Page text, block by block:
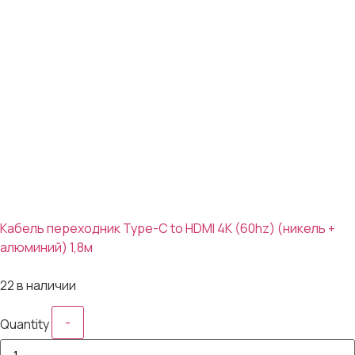
Кабель переходник Type-C to HDMI 4K (60hz) (никель +
алюминий) 1,8м
22 в наличии
Quantity -